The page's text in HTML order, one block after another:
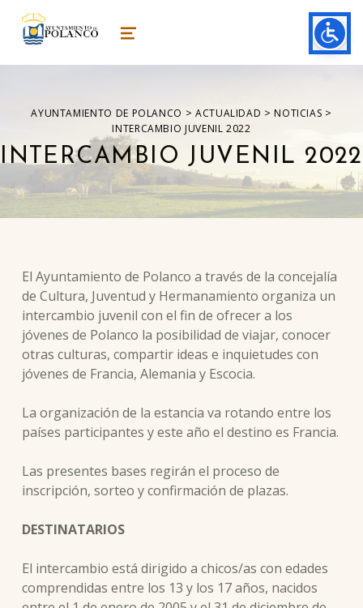
ayuntamiento de polanco
AYUNTAMIENTO DE POLANCO MENU
AYUNTAMIENTO DE POLANCO > ACTUALIDAD >NOTICIAS >
INTERCAMBIO JUVENIL 2022
INTERCAMBIO JUVENIL 2022
El Ayuntamiento de Polanco a través de la concejalía
de Cultura, Juventud y Hermanamiento organiza un
intercambio juvenil con el fin de ofrecer a los
jóvenes de Polanco la posibilidad de viajar, conocer
otras culturas, compartir ideas e inquietudes con
jóvenes de Francia, Alemania y Escocia.
La organización de la estancia va rotando entre los
países participantes y este año el destino es Francia.
Las presentes bases regirán el proceso de
inscripción, sorteo y confirmación de plazas.
DESTINATARIOS
El intercambio está dirigido a chicos/as con edades
comprendidas entre los 13 y los 17 años, nacidos